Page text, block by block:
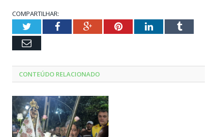
COMPARTILHAR:
TwitterFacebookGoogle+PinterestLinkedInTumblr
Email
CONTEÚDO RELACIONADO